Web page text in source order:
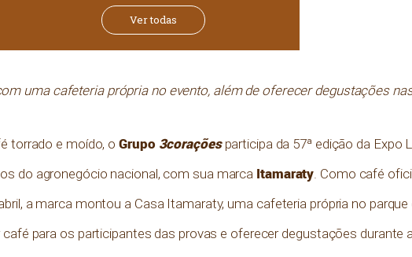
Ver todas
uma cafeteria própria no evento, além de oferecer degustações
torrado e moído, oGrupo 3corações participa da 57ª edição da Expo
do agronegócio nacional, com sua marca Itamaraty. Como café
a marca montou a Casa Itamaraty, uma cafeteria própria no
para os participantes das provas e oferecer degustações durante